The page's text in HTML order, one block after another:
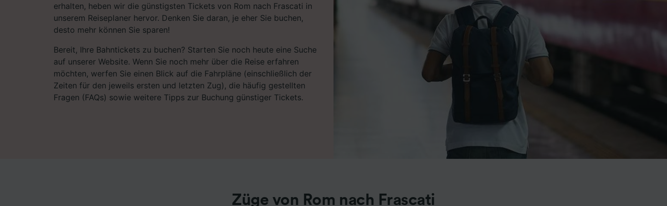
erhalten, heben wir die günstigsten Tickets von Rom nach Frascati in
unserem Reiseplaner hervor. Denken Sie daran, je eher Sie buchen,
desto mehr können Sie sparen!
Bereit, Ihre Bahntickets zu buchen? Starten Sie noch heute eine Suche
auf unserer Website. Wenn Sie noch mehr über die Reise erfahren
möchten, werfen Sie einen Blick auf die Fahrpläne (einschließlich der
Zeiten für den jeweils ersten und letzten Zug), die häufig gestellten
Fragen (FAQs) sowie weitere Tipps zur Buchung günstiger Tickets.
Züge von Rom nach Frascati